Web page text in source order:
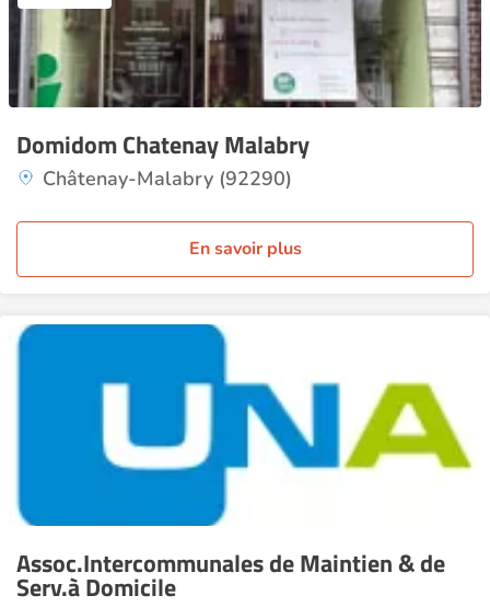
Domidom Chatenay Malabry
Châtenay-Malabry (92290)
En savoir plus
Assoc.Intercommunales de Maintien & de
Serv.à Domicile